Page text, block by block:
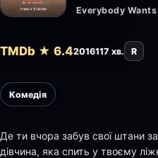
Everybody Wants
TMDb ★ 6.42016117 хв. R
Комедія
Де ти вчора забув свої штани за
дівчина, яка спить у твоєму